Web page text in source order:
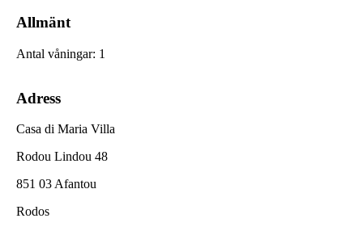
Allmänt
Antal våningar: 1
Adress
Casa di Maria Villa
Rodou Lindou 48
851 03 Afantou
Rodos